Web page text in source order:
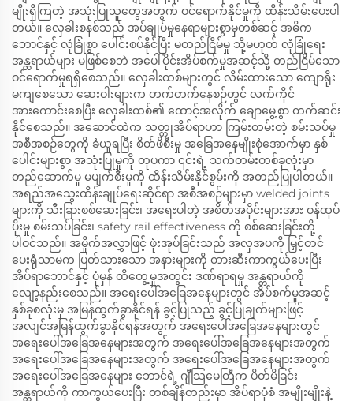
မျိုးရှိကြတဲ့ အသုံးပြုသူတွေအတွက် ဝင်ရောက်နိုင်မှုကို ထိန်းသိမ်းပေးပါ
တယ်။ လှေခါးစနစ်သည် အပ်ချုပ်မှုနေရာများစွာမှတစ်ဆင့် အဓိက
ဘောင်နှင့် လုံခြုံစွာ ပေါင်းစပ်နိုင်ပြီး မတည်ငြိမ်မှု သို့မဟုတ် လုံခြုံရေး
အန္တရာယ်များ မဖြစ်စေဘဲ အပေါ်ပိုင်းအိပ်စက်မှုအဆင့်သို့ တည်ငြိမ်သော
ဝင်ရောက်မှုရရှိစေသည်။ လှေခါးထစ်များတွင် လိမ်းထားသော ကျောရိုး
မကျစေသော ဆေးဝါးများက တက်တက်နေစဉ်တွင် လက်ကိုင်
အားကောင်းစေပြီး လှေခါးထစ်၏ ထောင့်အလိုက် ချောမွေ့စွာ တက်ဆင်း
နိုင်စေသည်။ အဆောင်ထဲက သတ္တုအိပ်ရာဟာ ကြမ်းတမ်းတဲ့ စမ်းသပ်မှု
အစီအစဉ်တွေကို ခံယူရပြီး စိတ်ဖိစီးမှု အခြေအနေမျိုးစုံအောက်မှာ နှစ်
ပေါင်းများစွာ အသုံးပြုမှုကို တုပကာ ၎င်းရဲ့ သက်တမ်းတစ်ခုလုံးမှာ
တည်ဆောက်မှု မပျက်စီးမှုကို ထိန်းသိမ်းနိုင်စွမ်းကို အတည်ပြုပါတယ်။
အရည်အသွေးထိန်းချုပ်ရေးဆိုင်ရာ အစီအစဉ်များမှာ welded joints
များကို သီးခြားစစ်ဆေးခြင်း၊ အရေးပါတဲ့ အစိတ်အပိုင်းများအား ဝန်ထုပ်
ပိုးမှု စမ်းသပ်ခြင်း၊ safety rail effectiveness ကို စစ်ဆေးခြင်းတို့
ပါဝင်သည်။ အမှိုက်အလွှာဖြင့် ဖုံးအုပ်ခြင်းသည် အလှအပကို မြှင့်တင်
ပေးရုံသာမက ပြတ်သားသော အနားများကို တားဆီးကာကွယ်ပေးပြီး
အိပ်ရာဘောင်နှင့် ပုံမှန် ထိတွေ့မှုအတွင်း ဒဏ်ရာရမှု အန္တရာယ်ကို
လျော့နည်းစေသည်။ အရေးပေါ်အခြေအနေများတွင် အိပ်စက်မှုအဆင့်
နှစ်ခုစလုံးမှ အမြန်ထွက်ခွာနိုင်ရန် ခွင့်ပြုသည့် ခွင့်ပြုချက်များဖြင့်
အလျင်အမြန်ထွက်ခွာနိုင်ရန်အတွက် အရေးပေါ်အခြေအနေများတွင်
အရေးပေါ်အခြေအနေများအတွက် အရေးပေါ်အခြေအနေများအတွက်
အရေးပေါ်အခြေအနေများအတွက် အရေးပေါ်အခြေအနေများအတွက်
အရေးပေါ်အခြေအနေများ ဘောင်ရဲ့ ဂျီသြမေတြီက ပိတ်မိခြင်း
အန္တရာယ်ကို ကာကွယ်ပေးပြီး တစ်ချိန်တည်းမှာ အိပ်ရာပုံစံ အမျိုးမျိုးနဲ့